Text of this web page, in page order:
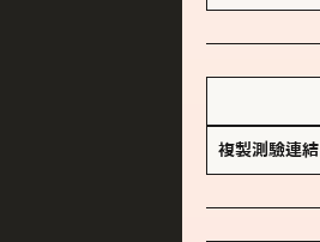
複製測驗連結